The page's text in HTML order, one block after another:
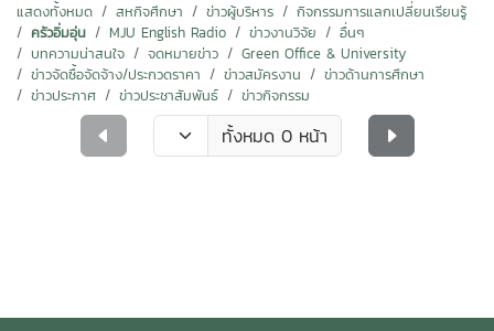
แสดงทั้งหมด สหกิจศึกษา ข่าวผู้บริหาร
กิจกรรมการแลกเปลี่ยนเรียนรู้
ครัวอิ่มอุ่น
MJU English Radio ข่าวงานวิจัย
อื่นๆ
บทความน่าสนใจ
จดหมายข่าว
Green Office & University
ข่าวจัดซื้อจัดจ้าง/ประกวดราคา
ข่าวสมัครงาน
ข่าวด้านการศึกษา
ข่าวประกาศ
ข่าวประชาสัมพันธ์ ข่าวกิจกรรม
ทั้งหมด 0 หน้า